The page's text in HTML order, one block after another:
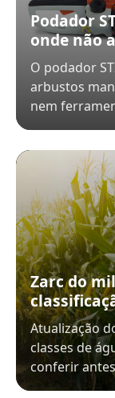
Podador
onde não
O podador
arbustos
nem
Zarc do
Atualização
classes de
conferir